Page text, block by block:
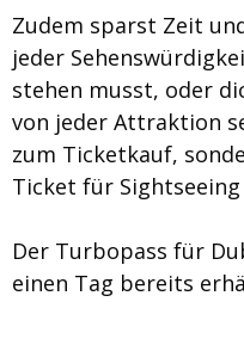
Zudem sparst Zeit
jeder
stehen musst, oder
von jeder Attraktion
zum Ticketkauf,
Ticket für
Der Turbopass für
einen Tag bereits